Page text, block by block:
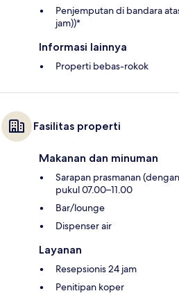
Penjemputan di bandara
jam))*
Informasi lainnya
Properti bebas-rokok
Fasilitas properti
Makanan dan minuman
Sarapan prasmanan
pukul 07.00–11.00
Bar/lounge
Dispenser air
Layanan
Resepsionis 24 jam
Penitipan koper